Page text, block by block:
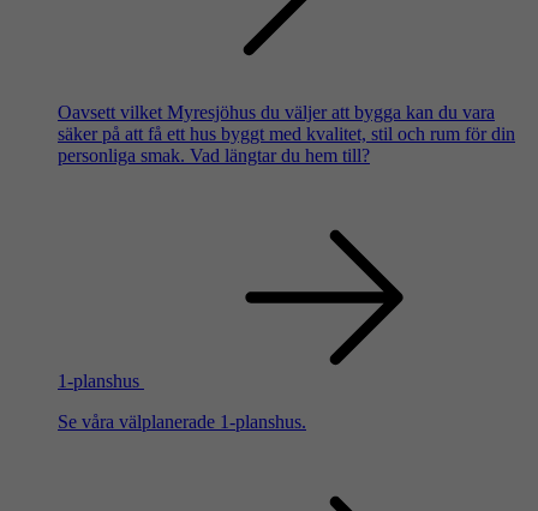
Oavsett vilket Myresjöhus du väljer att bygga kan du vara
säker på att få ett hus byggt med kvalitet, stil och rum för din
personliga smak. Vad längtar du hem till?
1-planshus
Se våra välplanerade 1-planshus.